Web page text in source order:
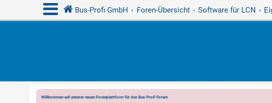
Bus-Profi GmbH Foren-Übersicht Software für LCN
Willkommen auf unserer neuen Forenplattform für das Bus-Profi Forum